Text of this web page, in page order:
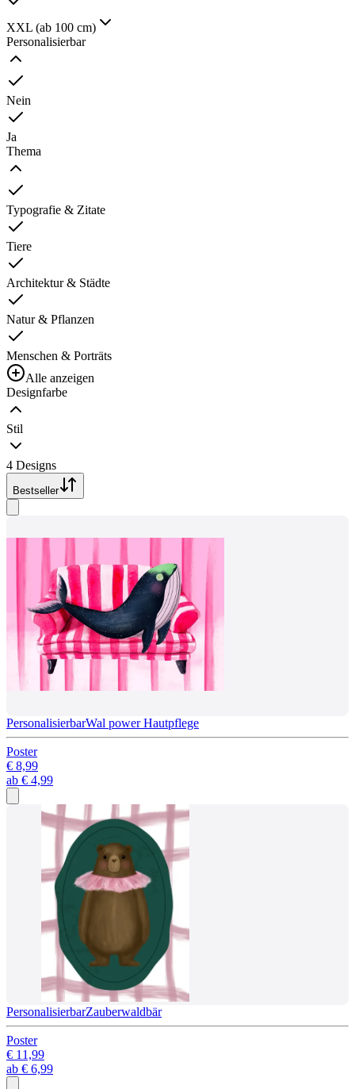
XXL (ab 100 cm)
Personalisierbar
Nein
Ja
Thema
Typografie & Zitate
Tiere
Architektur & Städte
Natur & Pflanzen
Menschen & Porträts
Alle anzeigen
Designfarbe
Stil
4 Designs
Bestseller
PersonalisierbarWal power Hautpflege
Poster
€ 8,99
ab € 4,99
PersonalisierbarZauberwaldbär
Poster
€ 11,99
ab € 6,99